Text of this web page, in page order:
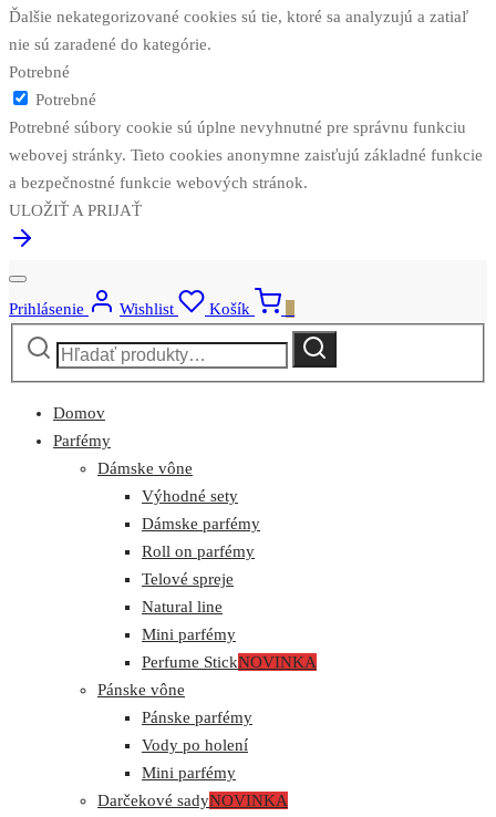
Ďalšie nekategorizované cookies sú tie, ktoré sa analyzujú a zatiaľ
nie sú zaradené do kategórie.
Potrebné
Potrebné
Potrebné súbory cookie sú úplne nevyhnutné pre správnu funkciu
webovej stránky. Tieto cookies anonymne zaisťujú základné funkcie
a bezpečnostné funkcie webových stránok.
ULOŽIŤ A PRIJAŤ
Prihlásenie Wishlist Košík
Hľadať:
Vyhľadávanie
Domov
Parfémy
Dámske vône
Výhodné sety
Dámske parfémy
Roll on parfémy
Telové spreje
Natural line
Mini parfémy
Perfume StickNOVINKA
Pánske vône
Pánske parfémy
Vody po holení
Mini parfémy
Darčekové sadyNOVINKA